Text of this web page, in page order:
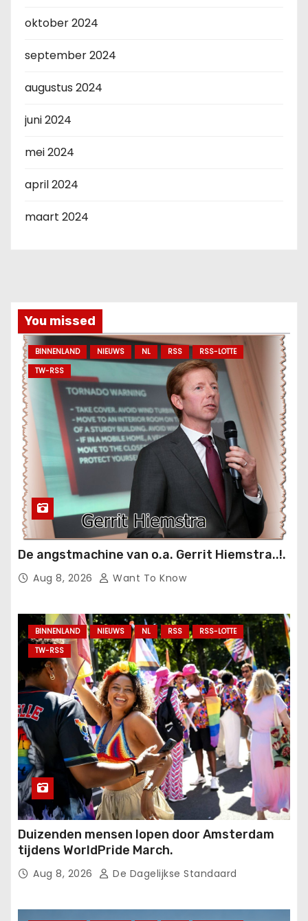
oktober 2024
september 2024
augustus 2024
juni 2024
mei 2024
april 2024
maart 2024
You missed
BINNENLAND NIEUWS NL RSS
RSS-LOTTE
TW-RSS
De angstmachine van o.a. Gerrit Hiemstra..!.
Aug 8, 2026 Want To Know
BINNENLAND NIEUWS NL RSS
RSS-LOTTE
TW-RSS
Duizenden mensen lopen door Amsterdam
tijdens WorldPride March.
Aug 8, 2026 De Dagelijkse Standaard